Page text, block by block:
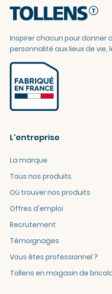
Inspirer chacun pour donner
personnalité aux lieux de
L'entreprise
La marque
Tous nos produits
Où trouver nos produits
Offres d'emploi
Recrutement
Témoignages
Vous êtes professionnel ?
Tollens en magasin de